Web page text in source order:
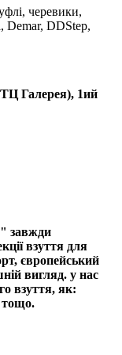
черевики,
Demar, DDStep,
Галерея), 1ий
завжди
взуття для
європейський
вигляд. у нас
взуття, як:
тощо.